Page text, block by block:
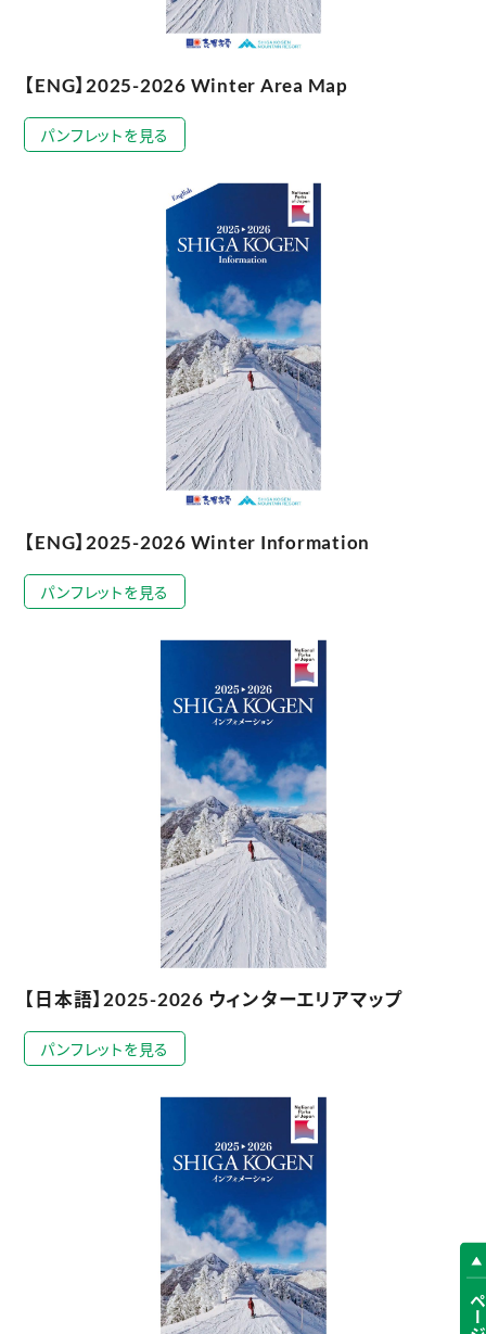
【ENG】2025-2026 Winter Area Map
パンフレットを見る
【ENG】2025-2026 Winter Information
パンフレットを見る
【日本語】2025-2026 ウィンターエリアマップ
パンフレットを見る